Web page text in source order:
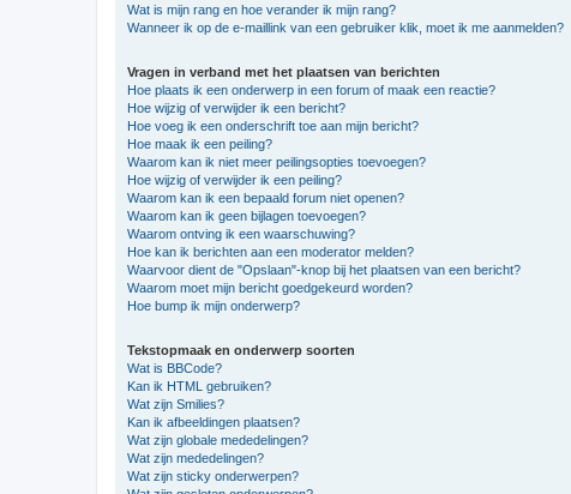
Wat is mijn rang en hoe verander ik mijn rang?
Wanneer ik op de e-maillink van een gebruiker klik, moet ik me aanmelden?
Vragen in verband met het plaatsen van berichten
Hoe plaats ik een onderwerp in een forum of maak een reactie?
Hoe wijzig of verwijder ik een bericht?
Hoe voeg ik een onderschrift toe aan mijn bericht?
Hoe maak ik een peiling?
Waarom kan ik niet meer peilingsopties toevoegen?
Hoe wijzig of verwijder ik een peiling?
Waarom kan ik een bepaald forum niet openen?
Waarom kan ik geen bijlagen toevoegen?
Waarom ontving ik een waarschuwing?
Hoe kan ik berichten aan een moderator melden?
Waarvoor dient de "Opslaan"-knop bij het plaatsen van een bericht?
Waarom moet mijn bericht goedgekeurd worden?
Hoe bump ik mijn onderwerp?
Tekstopmaak en onderwerp soorten
Wat is BBCode?
Kan ik HTML gebruiken?
Wat zijn Smilies?
Kan ik afbeeldingen plaatsen?
Wat zijn globale mededelingen?
Wat zijn mededelingen?
Wat zijn sticky onderwerpen?